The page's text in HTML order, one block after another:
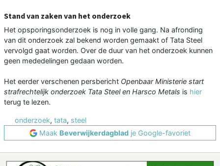
Stand van zaken van het onderzoek
Het opsporingsonderzoek is nog in volle gang. Na afronding
van dit onderzoek zal bekend worden gemaakt of Tata Steel
vervolgd gaat worden. Over de duur van het onderzoek kunnen
geen mededelingen gedaan worden.
Het eerder verschenen persbericht Openbaar Ministerie start
strafrechtelijk onderzoek Tata Steel en Harsco Metals is hier
terug te lezen.
onderzoek, tata, steel
Maak Beverwijkerdagblad je Google-favoriet